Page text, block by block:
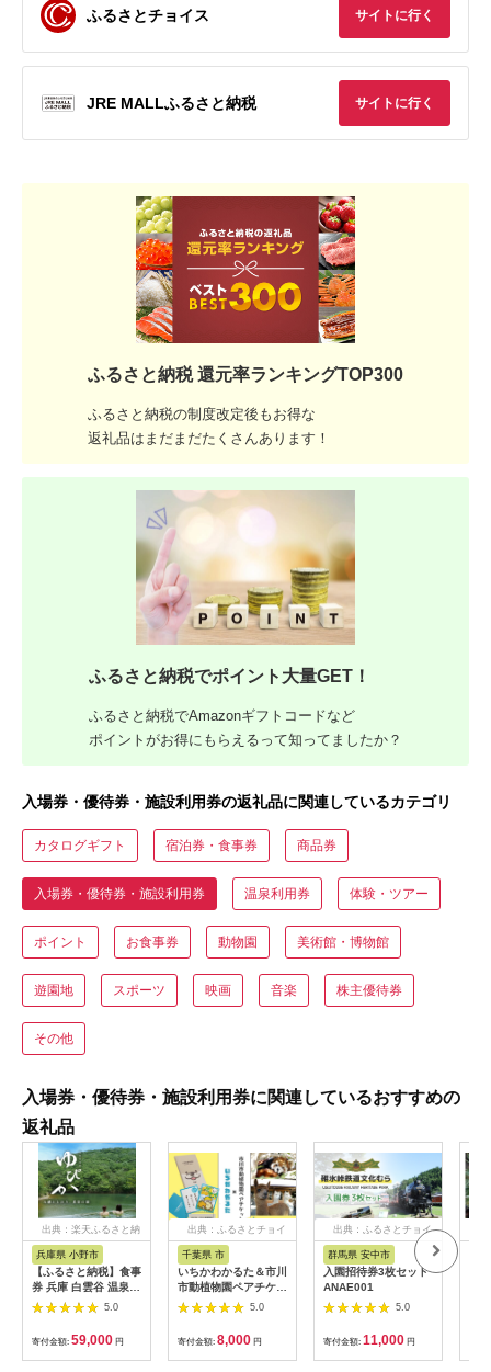
ふるさとチョイス サイトに行く
JRE MALLふるさと納税 サイトに行く
ふるさと納税 還元率ランキングTOP300
ふるさと納税の制度改定後もお得な
返礼品はまだまだたくさんあります！
ふるさと納税でポイント大量GET！
ふるさと納税でAmazonギフトコードなど
ポイントがお得にもらえるって知ってましたか？
入場券・優待券・施設利用券の返礼品に関連しているカテゴリ
カタログギフト 宿泊券・食事券 商品券
入場券・優待券・施設利用券 温泉利用券 体験・ツアー
ポイント お食事券 動物園 美術館・博物館
遊園地 スポーツ 映画 音楽 株主優待券
その他
入場券・優待券・施設利用券に関連しているおすすめの
返礼品
出典：楽天ふるさと納
兵庫県 小野市
【ふるさと納税】食事
券 兵庫 白雲谷 温泉
ゆぴか 入浴券 10枚＋
お食事券 (1,000円)
10枚 セット 旅行 旅
温泉旅行 スパ サウナ
岩盤浴 マッサージ エ
5.0
寄付金額: 59,000 円
出典：ふるさとチョイ
千葉県 市
いちかわかるた＆市川
市動植物園ペアチケッ
ト 【12203-0196】
5.0
寄付金額: 8,000 円
出典：ふるさとチョイ
群馬県 安中市
入園招待券3枚セット
ANAE001
5.0
寄付金額: 11,000 円